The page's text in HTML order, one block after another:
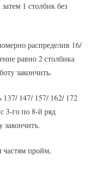
1 столбик без
распределив 16/
равно 2 столбика
закончить.
147/ 157/ 162/ 172
3-го по 8-й ряд
закончить.
пройм,